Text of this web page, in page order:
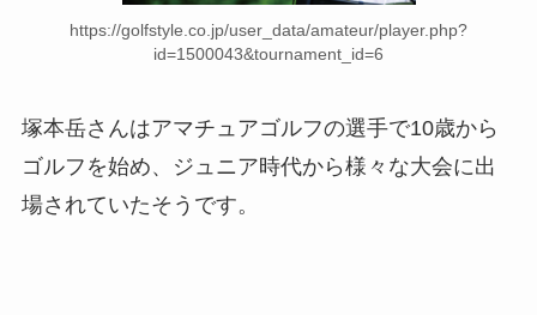
https://golfstyle.co.jp/user_data/amateur/player.php?
id=1500043&tournament_id=6
塚本岳さんはアマチュアゴルフの選手で10歳から
ゴルフを始め、ジュニア時代から様々な大会に出
場されていたそうです。